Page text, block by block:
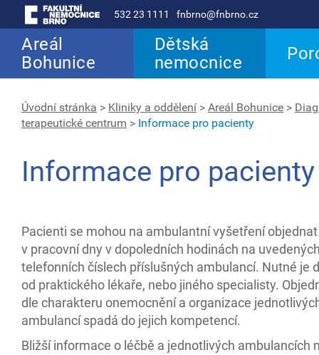
532 23 1111 fnbrno@fnbrno.cz
Areál
Bohunice
Dětská
nemocnice
Úvodní stránka > Kliniky a oddělení > Areál Bohunice >
terapeutické centrum > Informace pro pacienty
Informace pro pacienty
Pacienti se mohou na ambulantní vyšetření objednat
v pracovní dny v dopoledních hodinách na
telefonních číslech příslušných ambulancí. Nutné je
od praktického lékaře, nebo jiného specialisty.
dle charakteru onemocnění a organizace
ambulancí spadá do jejich kompetencí.
Bližší informace o léčbě a jednotlivých ambulancích